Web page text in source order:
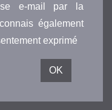
e-mail par la
également
exprimé